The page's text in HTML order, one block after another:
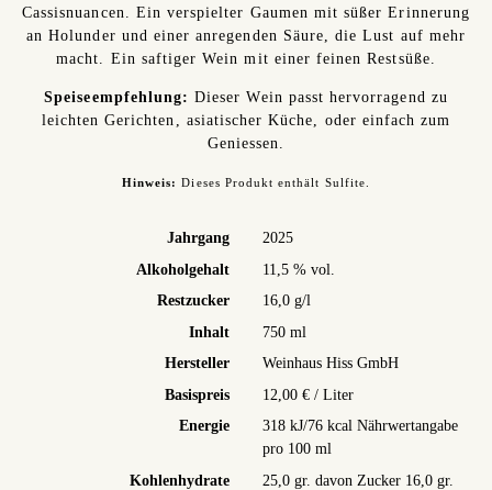
Cassisnuancen. Ein verspielter Gaumen mit süßer Erinnerung
an Holunder und einer anregenden Säure, die Lust auf mehr
macht. Ein saftiger Wein mit einer feinen Restsüße.
Speiseempfehlung: Dieser Wein passt hervorragend zu
leichten Gerichten, asiatischer Küche, oder einfach zum
Geniessen.
Hinweis: Dieses Produkt enthält Sulfite.
Jahrgang
2025
Alkoholgehalt
11,5 % vol.
Restzucker
16,0 g/l
Inhalt
750 ml
Hersteller
Weinhaus Hiss GmbH
Basispreis
12,00 € / Liter
Energie
318 kJ/76 kcal Nährwertangabe
pro 100 ml
Kohlenhydrate
25,0 gr. davon Zucker 16,0 gr.